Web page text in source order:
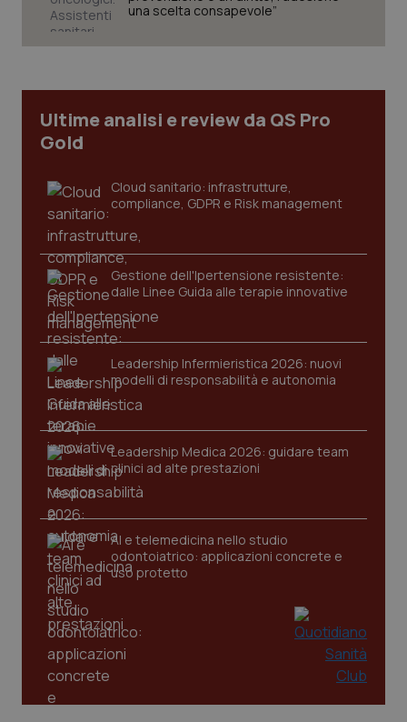
una scelta consapevole”
Ultime analisi e review da QS Pro
Gold
Cloud sanitario: infrastrutture,
compliance, GDPR e Risk management
Gestione dell'Ipertensione resistente:
dalle Linee Guida alle terapie innovative
Leadership Infermieristica 2026: nuovi
modelli di responsabilità e autonomia
Leadership Medica 2026: guidare team
clinici ad alte prestazioni
AI e telemedicina nello studio
odontoiatrico: applicazioni concrete e
uso protetto
protette del sito. Il sito web non è in grado di
funzionare correttamente senza questi cookie.
VISITOR_PRIVACY_METADATA
YouTube
.youtube.com
CookieScriptConsent
CookieScript
tracking-sites-ironfish-
www.quotidianosanita.it